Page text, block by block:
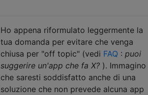
Ho appena riformulato leggermente la
tua domanda per evitare che venga
chiusa per "off topic" (vedi FAQ : puoi
suggerire un'app che fa X? ). Immagino
che saresti soddisfatto anche di una
soluzione che non prevede alcuna app